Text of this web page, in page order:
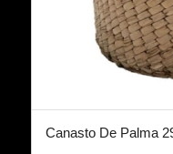
Canasto De Palma